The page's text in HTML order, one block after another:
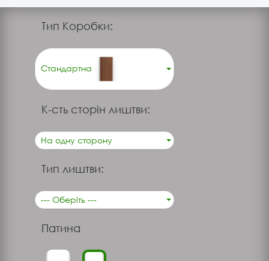
Тип Коробки:
Стандартна
К-сть сторін лиштви:
На одну сторону
Тип лиштви:
--- Оберіть ---
Патина